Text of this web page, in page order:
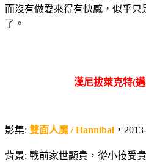
而沒有做愛來得有快感，似乎
了。
漢尼拔萊克特(
影集: 雙面人魔 / Hannibal ，
背景: 戰前家世顯貴，從小接受